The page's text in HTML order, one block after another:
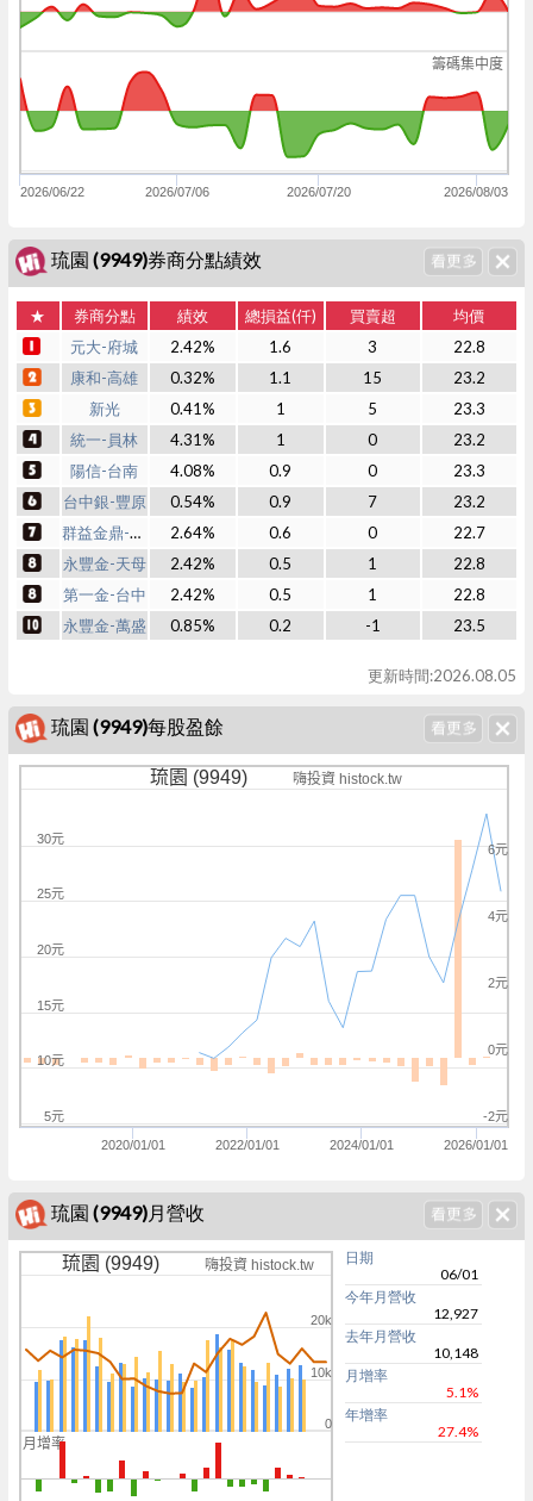
籌碼集中度
2026/06/22 2026/07/06 2026/07/20 2026/08/03
琉園 (9949)券商分點績效
★ 券商分點 績效 總損益(仟) 買賣超
均價
元大-府城
2.42% 1.6 3
22.8
康和-高雄
0.32% 1.1 15
23.2
新光
0.41% 1 5
23.3
統一-員林
4.31% 1 0
23.2
陽信-台南
4.08% 0.9 0
23.3
台中銀-豐原
0.54% 0.9 7
23.2
群益金鼎-東湖
2.64% 0.6 0
22.7
永豐金-天母
2.42% 0.5 1
22.8
第一金-台中
2.42% 0.5 1
22.8
永豐金-萬盛
0.85% 0.2 -1 23.5
更新時間:2026.08.05
琉園 (9949)每股盈餘
琉園 (9949) 嗨投資 histock.tw
2020/01/01 2022/01/01 2024/01/01 2026/01/01
-2元
0元
2元
4元
6元
5元
10元
15元
20元
25元
30元
琉園 (9949)月營收
月增率
琉園 (9949) 嗨投資 histock.tw
0
10k
20k
日期
06/01
今年月營收
12,927
去年月營收
10,148
月增率
5.1%
年增率
27.4%